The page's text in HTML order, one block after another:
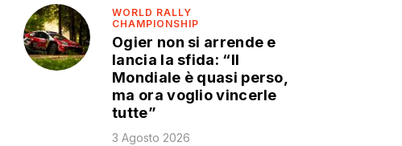
WORLD RALLY
CHAMPIONSHIP
Ogier non si arrende e
lancia la sfida: “Il
Mondiale è quasi perso,
ma ora voglio vincerle
tutte”
3 Agosto 2026